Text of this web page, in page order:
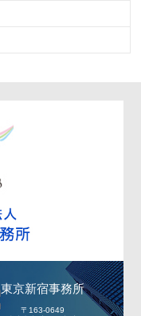
東京新宿事務所
〒163-0649